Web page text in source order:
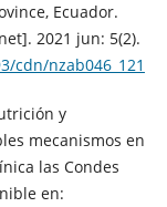
Ecuador.
2021 jun: 5(2).
cdn/nzab046_121
y
mecanismos en
las Condes
en: